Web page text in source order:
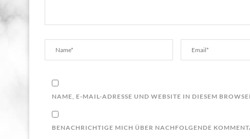
NAME, E-MAIL-ADRESSE UND WEBSITE IN DIESEM
BENACHRICHTIGE MICH ÜBER NACHFOLGENDE